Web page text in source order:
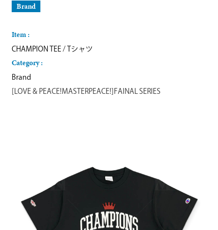
Brand
Item :
CHAMPION TEE / Tシャツ
Category :
Brand
[LOVE & PEACE!MASTERPEACE!]FAINAL SERIES